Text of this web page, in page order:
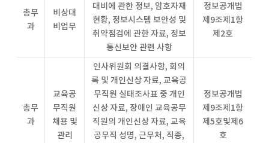
총무
과
비상대
비업무
대비에 관한 정보, 암호자재
현황, 정보시스템 보안성 및
취약점검에 관한 자료, 정보
통신보안 관련 사항
정보공개법
제9조제1항
제2호
총무
과
교육공
무직원
채용 및
관리
인사위원회 의결사항, 회의
록 및 개인신상 자료, 교육공
무직원 실태조사표 중 개인
신상 자료, 장애인 교육공무
직원의 개인신상 자료, 교육
공무직 성명, 근무처, 직종,
정보공개법
제9조제1항
제5호및제6
호